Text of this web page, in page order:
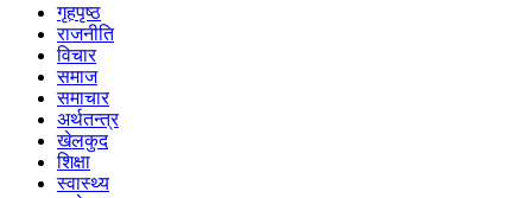
गृहपृष्‍ठ
राजनीति
विचार
समाज
समाचार
अर्थतन्त्र
खेलकुद
शिक्षा
स्वास्थ्य